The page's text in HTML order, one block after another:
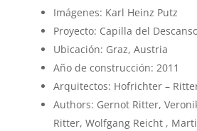
Imágenes: Karl Heinz Putz
Proyecto: Capilla del
Ubicación: Graz, Austria
Año de construcción: 2011
Arquitectos: Hofrichter –
Authors: Gernot Ritter,
Ritter, Wolfgang Reicht ,